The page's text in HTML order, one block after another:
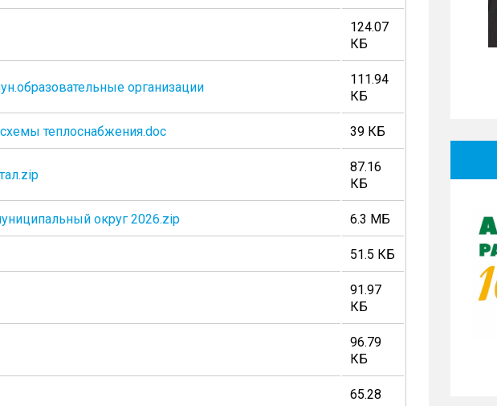
124.07
КБ
организации
111.94
КБ
теплоснабжения.doc 39 КБ
87.16
КБ
округ 2026.zip 6.3 МБ
51.5 КБ
91.97
КБ
96.79
КБ
65.28